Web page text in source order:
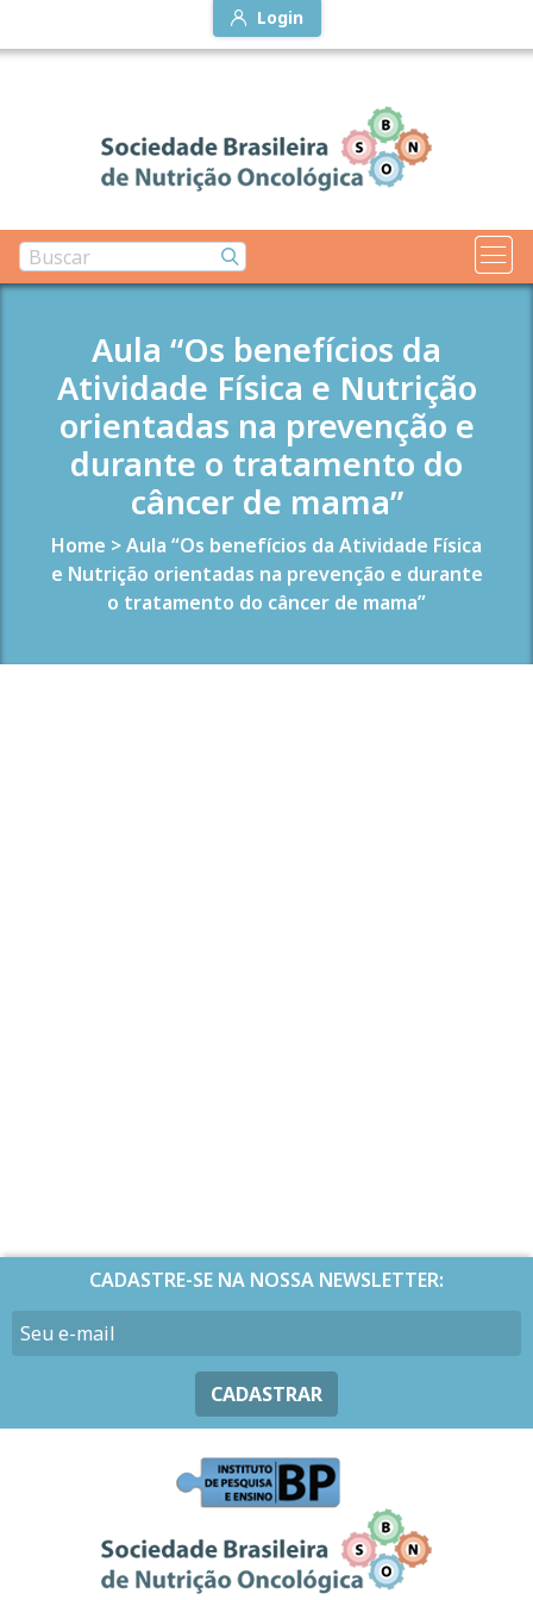
Login
Aula “Os benefícios da
Atividade Física e Nutrição
orientadas na prevenção e
durante o tratamento do
câncer de mama”
Home >Aula “Os benefícios da Atividade Física
e Nutrição orientadas na prevenção e durante
o tratamento do câncer de mama”
CADASTRE-SE NA NOSSA NEWSLETTER:
CADASTRAR